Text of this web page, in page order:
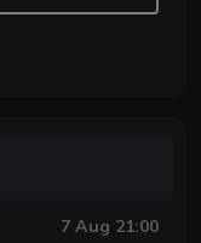
7 Aug 21:00